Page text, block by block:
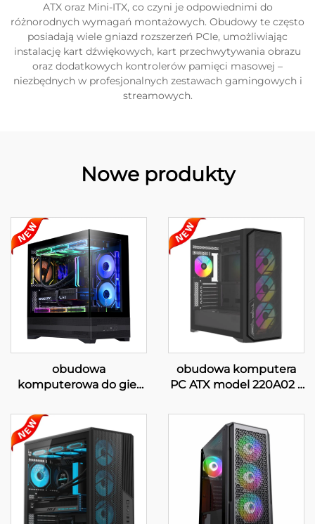
ATX oraz Mini-ITX, co czyni je odpowiednimi do
różnorodnych wymagań montażowych. Obudowy te często
posiadają wiele gniazd rozszerzeń PCIe, umożliwiając
instalację kart dźwiękowych, kart przechwytywania obrazu
oraz dodatkowych kontrolerów pamięci masowej –
niezbędnych w profesjonalnych zestawach gamingowych i
streamowych.
Nowe produkty
obudowa
komputerowa do gier
obudowa komputera
PC ATX model 220A02 z